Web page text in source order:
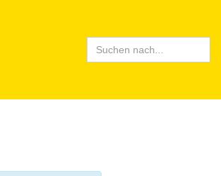
Search
for: